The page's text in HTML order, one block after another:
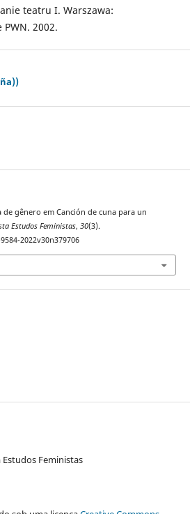
teatru I. Warszawa:
2002.
de gênero em Canción de cuna para un
Estudos Feministas, 30(3).
2022v30n379706
Feministas